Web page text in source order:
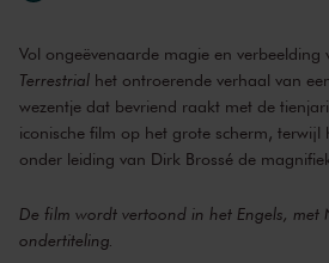
Vol ongeëvenaarde magie en verbeelding
Terrestrial het ontroerende verhaal van
wezentje dat bevriend raakt met de
iconische film op het grote scherm, terwijl
onder leiding van Dirk Brossé de
De film wordt vertoond in het Engels, met
ondertiteling.